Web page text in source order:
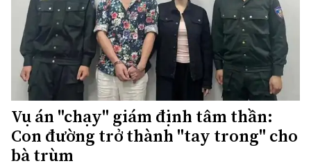
Vụ án "chạy" giám định tâm thần:
Con đường trở thành "tay trong" cho
bà trùm